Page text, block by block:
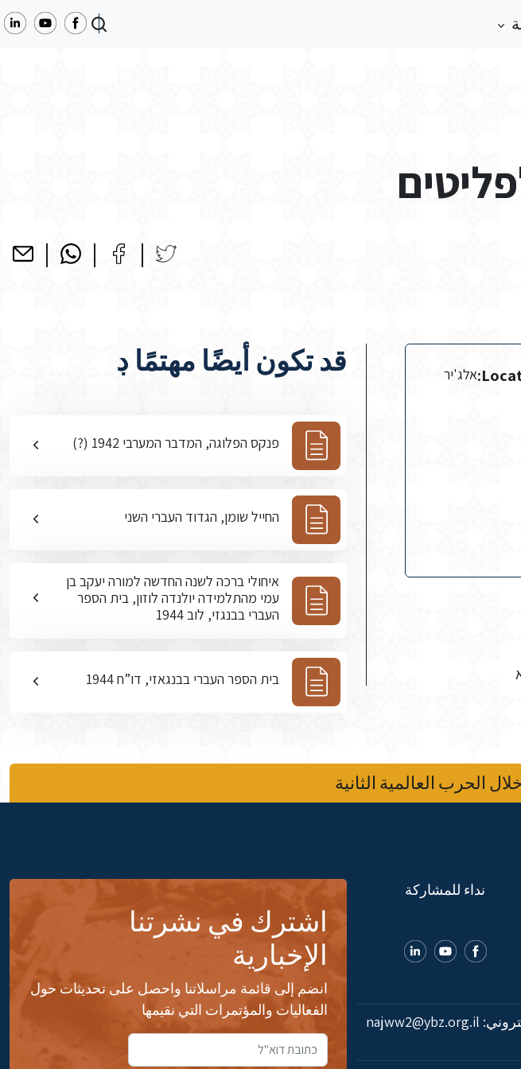
אלג'יר قد تكون أيضًا مهتمًا ڊ
פנקס הפלוגה, המדבר המערבי 1942 (?)
החייל שומן, הגדוד העברי השני
איחולי ברכה לשנה החדשה למורה יעקב בן
עמי מהתלמידה יולנדה לוזון, בית הספר
העברי בבנגזי, לוב 1944
בית הספר העברי בבנגאזי, דו”ח 1944
الحرب العالمية الثانية
نداء للمشاركة
najww2@ybz.org.il
اشترك في نشرتنا
الإخبارية
انضم إلى قائمة مراسلاتنا واحصل على تحديثات حول
الفعاليات والمؤتمرات التي نقيمها